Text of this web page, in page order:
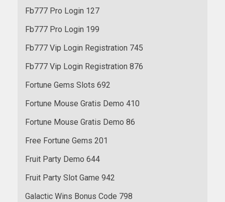
Fb777 Pro Login 127
Fb777 Pro Login 199
Fb777 Vip Login Registration 745
Fb777 Vip Login Registration 876
Fortune Gems Slots 692
Fortune Mouse Gratis Demo 410
Fortune Mouse Gratis Demo 86
Free Fortune Gems 201
Fruit Party Demo 644
Fruit Party Slot Game 942
Galactic Wins Bonus Code 798